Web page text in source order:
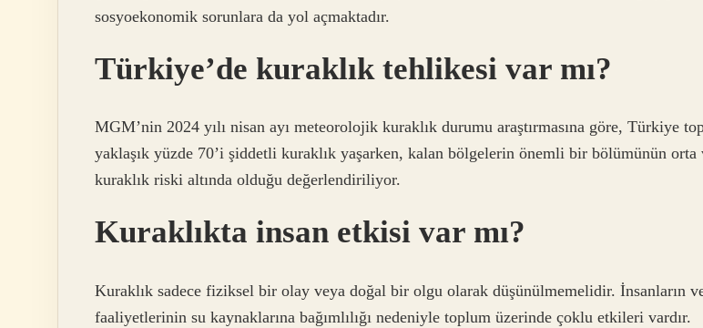
sosyoekonomik sorunlara da yol açmaktadır.
Türkiye’de kuraklık tehlikesi var mı?
MGM’nin 2024 yılı nisan ayı meteorolojik kuraklık durumu araştırmasına göre, Türkiye
yaklaşık yüzde 70’i şiddetli kuraklık yaşarken, kalan bölgelerin önemli bir bölümünün
kuraklık riski altında olduğu değerlendiriliyor.
Kuraklıkta insan etkisi var mı?
Kuraklık sadece fiziksel bir olay veya doğal bir olgu olarak düşünülmemelidir. İnsanların
faaliyetlerinin su kaynaklarına bağımlılığı nedeniyle toplum üzerinde çoklu etkileri vardır.